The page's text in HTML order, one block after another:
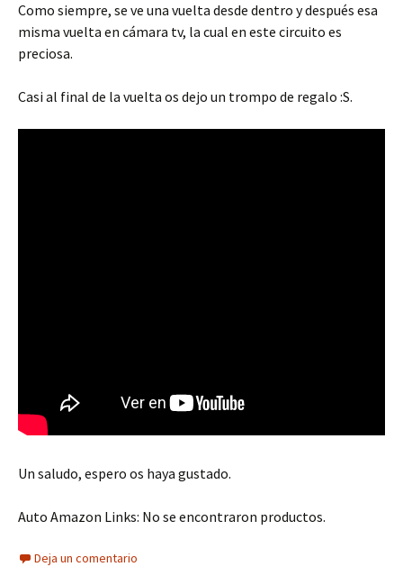
Como siempre, se ve una vuelta desde dentro y después esa
misma vuelta en cámara tv, la cual en este circuito es
preciosa.
Casi al final de la vuelta os dejo un trompo de regalo :S.
Un saludo, espero os haya gustado.
Auto Amazon Links: No se encontraron productos.
Deja un comentario